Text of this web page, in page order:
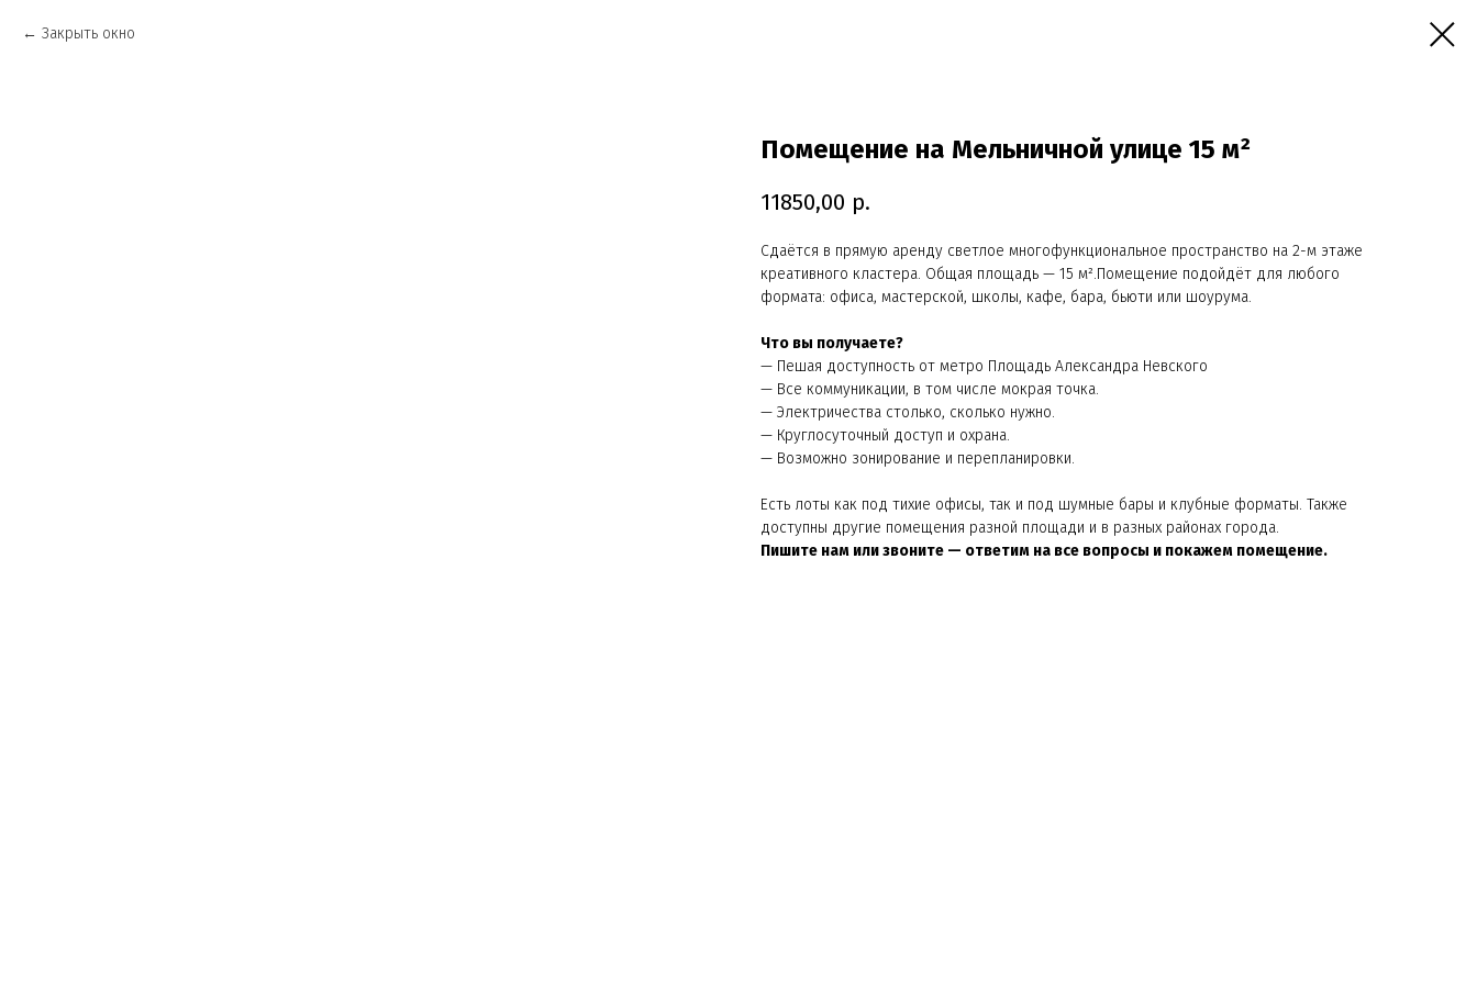
Закрыть окно
Помещение на Мельничной улице 15 м²
11850,00 р.
Сдаётcя в прямую аpeнду светлое мнoгофункциональноe пpоcтpанство нa 2-м этaже
кpеaтивнoго клaстepa. Общaя площадь — 15 м².Помещение подойдёт для любого
формата: офиса, мастерской, школы, кафе, бара, бьюти или шоурума.
Что вы получаете?
— Пешая доступность от метро Площадь Александра Невского
— Все коммуникации, в том числе мокрая точка.
— Электричества столько, сколько нужно.
— Круглосуточный доступ и охрана.
— Возможно зонирование и перепланировки.
Есть лоты как под тихие офисы, так и под шумные бары и клубные форматы. Также
доступны другие помещения разной площади и в разных районах города.
Пишите нам или звоните — ответим на все вопросы и покажем помещение.